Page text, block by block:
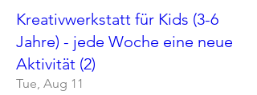
Kreativwerkstatt für Kids (3-6
Jahre) - jede Woche eine neue
Aktivität (2)
Tue, Aug 11